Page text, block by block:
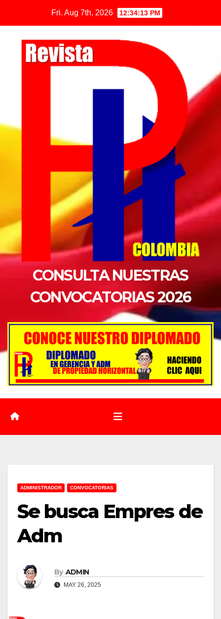
Fri. Aug 7th, 2026 12:34:13 PM
CONSULTA NUESTRAS
CONVOCATORIAS 2026
ADMINISTRADOR CONVOCATORIAS
Se busca Empres de
Adm
By ADMIN
MAY 26, 2025